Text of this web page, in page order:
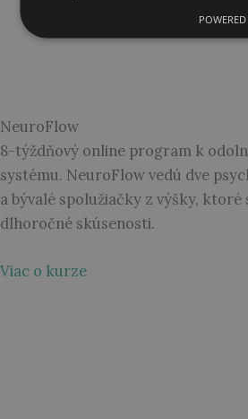
NeuroFlow
8-týždňový online program k
systému. NeuroFlow vedú dve
a bývalé spolužiačky z výšky, ktoré
dlhoročné skúsenosti.
Viac o kurze